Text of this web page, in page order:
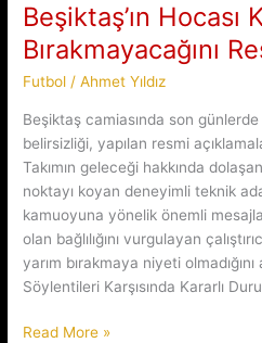
Beşiktaş’ın Hocası
Bırakmayacağını
Futbol /Ahmet Yıldız
Beşiktaş camiasında son
belirsizliği, yapılan resmi
Takımın geleceği hakkında
noktayı koyan deneyimli teknik
kamuoyuna yönelik önemli
olan bağlılığını vurgulayan
yarım bırakmaya niyeti olmadığını
Söylentileri Karşısında Kararlı
Beşiktaş’ın
Read More »